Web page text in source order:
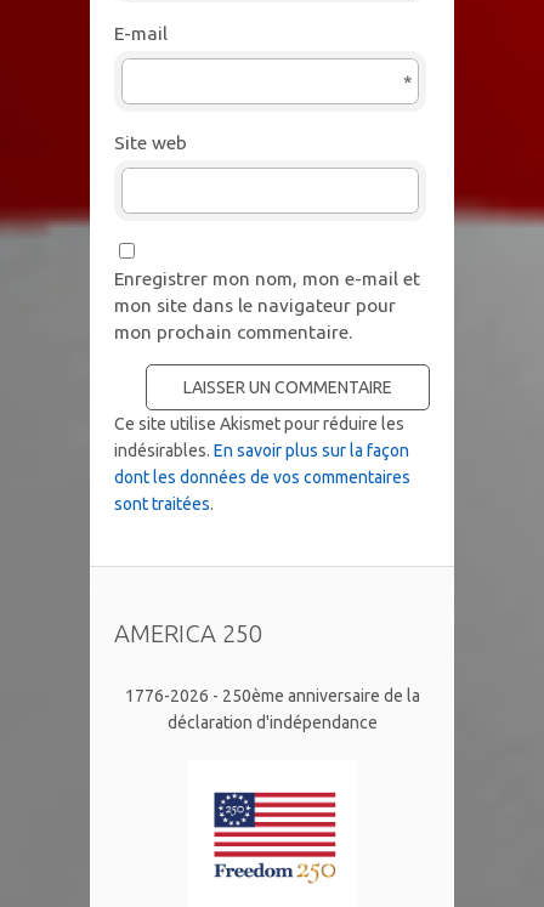
E-mail
*
Site web
Enregistrer mon nom, mon e-mail et
mon site dans le navigateur pour
mon prochain commentaire.
Ce site utilise Akismet pour réduire les
indésirables. En savoir plus sur la façon
dont les données de vos commentaires
sont traitées.
AMERICA 250
1776-2026 - 250ème anniversaire de la
déclaration d'indépendance